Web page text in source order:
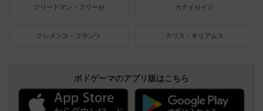
フリードマン・フリーゼ カナイセイジ
クレメンス・フランツ クリス・キリアムス
ボドゲーマのアプリ版はこちら